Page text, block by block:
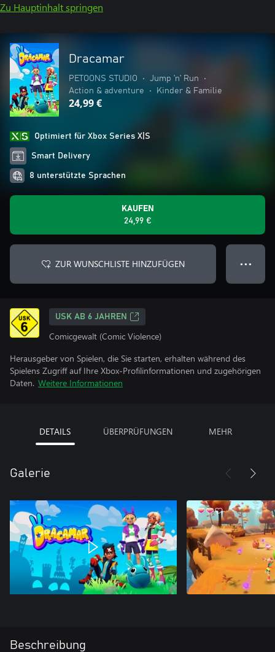
Zu Hauptinhalt springen
Dracamar
PETOONS STUDIO • Jump ’n’ Run
•
Action & adventure
• Kinder & Familie
24,99 €
Optimiert für Xbox Series X|S
Smart Delivery
8 unterstützte Sprachen
KAUFEN
24,99 €
ZUR WUNSCHLISTE HINZUFÜGEN ● ● ●
USK AB 6 JAHREN
Comicgewalt (Comic Violence)
Herausgeber von Spielen, die Sie starten, erhalten während des
Spielens Zugriff auf Ihre Xbox-Profilinformationen und zugehörigen
Daten. Weitere Informationen
DETAILS ÜBERPRÜFUNGEN MEHR
Galerie
Beschreibung